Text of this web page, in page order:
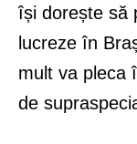
își dorește să
lucreze în
mult va pleca
de